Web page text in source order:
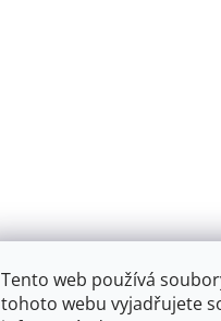
Tento web používá
tohoto webu vyjadřujete